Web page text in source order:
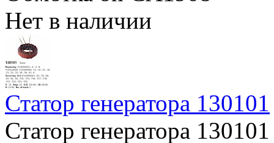
Нет в наличии
Статор генератора 130101
Статор генератора 130101